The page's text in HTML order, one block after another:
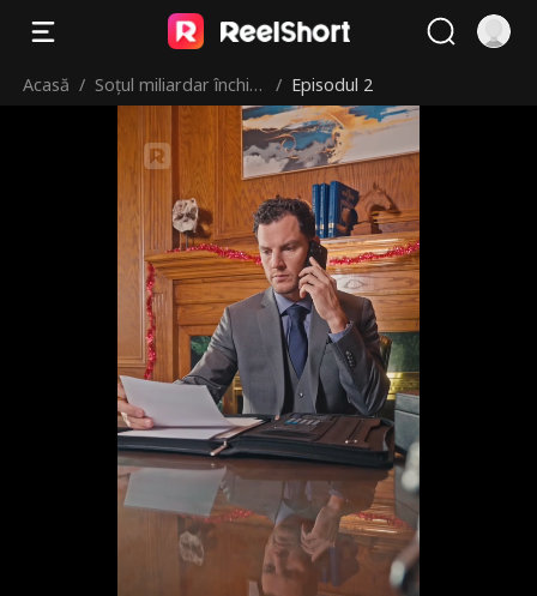
Acasă / Soțul miliardar închiri
at pentru Crăciun
/ Episodul 2